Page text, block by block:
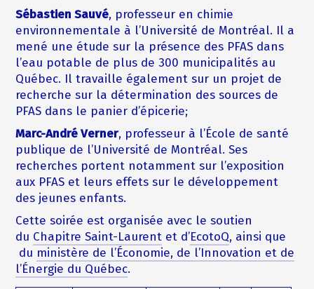
Sébastien Sauvé, professeur en chimie
environnementale à l’Université de Montréal. Il a
mené une étude sur la présence des PFAS dans
l’eau potable de plus de 300 municipalités au
Québec. Il travaille également sur un projet de
recherche sur la détermination des sources de
PFAS dans le panier d’épicerie;
Marc-André Verner, professeur à l’École de santé
publique de l’Université de Montréal. Ses
recherches portent notamment sur l’exposition
aux PFAS et leurs effets sur le développement
des jeunes enfants.
Cette soirée est organisée avec le soutien
du Chapitre Saint-Laurent et d’EcotoQ, ainsi que
du ministère de l’Économie, de l’Innovation et de
l’Énergie du Québec.